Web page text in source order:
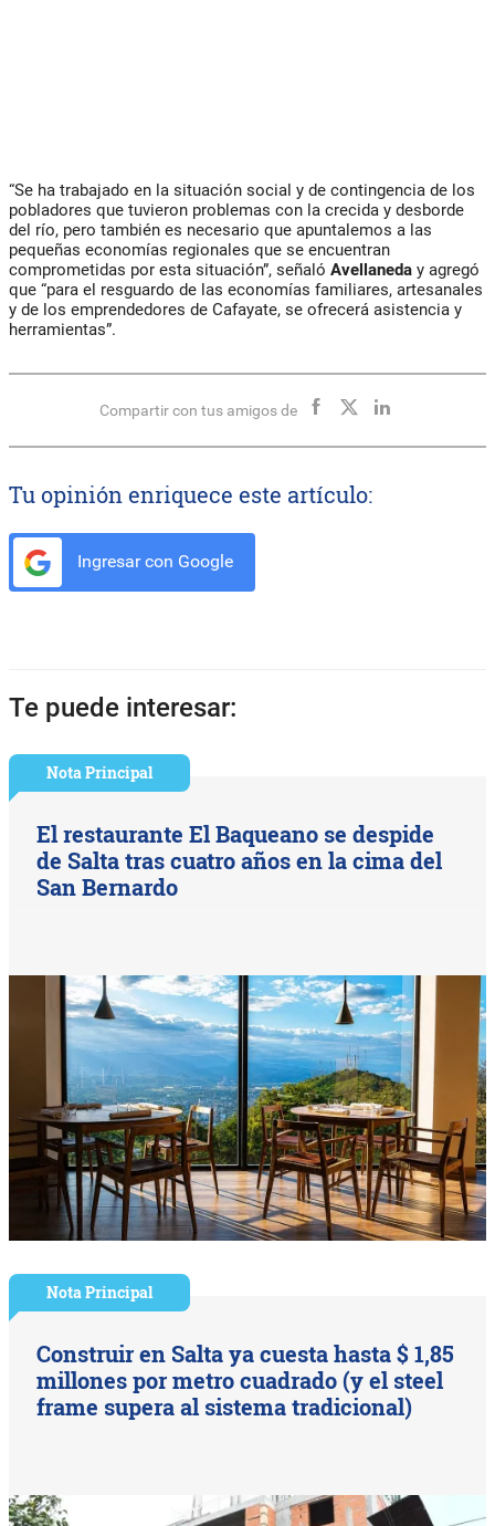
“Se ha trabajado en la situación social y de contingencia de los
pobladores que tuvieron problemas con la crecida y desborde
del río, pero también es necesario que apuntalemos a las
pequeñas economías regionales que se encuentran
comprometidas por esta situación”, señaló Avellaneda y agregó
que “para el resguardo de las economías familiares, artesanales
y de los emprendedores de Cafayate, se ofrecerá asistencia y
herramientas”.
Compartir con tus amigos de
Tu opinión enriquece este artículo:
Ingresar con Google
Te puede interesar:
Nota Principal
El restaurante El Baqueano se despide
de Salta tras cuatro años en la cima del
San Bernardo
Nota Principal
Construir en Salta ya cuesta hasta $ 1,85
millones por metro cuadrado (y el steel
frame supera al sistema tradicional)